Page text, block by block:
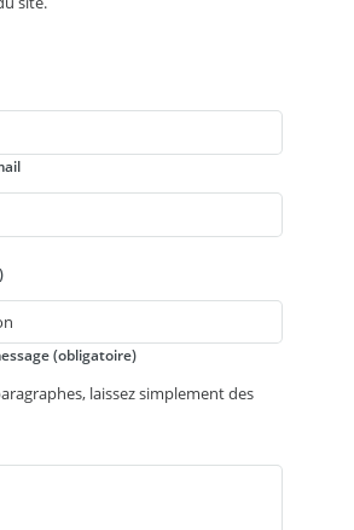
(obligatoire)
laissez simplement des